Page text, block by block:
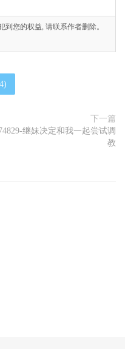
您的权益, 请联系作者删除。
)
下一篇
继妹决定和我一起尝试调
教